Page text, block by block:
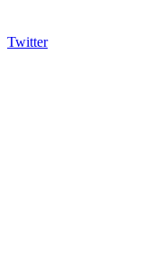
Twitter